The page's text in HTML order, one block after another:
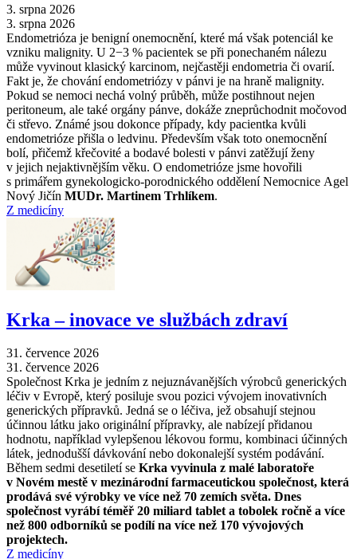
3. srpna 2026
3. srpna 2026
Endometrióza je benigní onemocnění, které má však potenciál ke
vzniku malignity. U 2−3 % pacientek se při ponechaném nálezu
může vyvinout klasický karcinom, nejčastěji endometria či ovarií.
Fakt je, že chování endometriózy v pánvi je na hraně malignity.
Pokud se nemoci nechá volný průběh, může postihnout nejen
peritoneum, ale také orgány pánve, dokáže zneprůchodnit močovod
či střevo. Známé jsou dokonce případy, kdy pacientka kvůli
endometrióze přišla o ledvinu. Především však toto onemocnění
bolí, přičemž křečovité a bodavé bolesti v pánvi zatěžují ženy
v jejich nejaktivnějším věku. O endometrióze jsme hovořili
s primářem gynekologicko-porodnického oddělení Nemocnice Agel
Nový Jičín MUDr. Martinem Trhlíkem.
Z medicíny
Krka –⁠ inovace ve službách zdraví
31. července 2026
31. července 2026
Společnost Krka je jedním z nejuznávanějších výrobců generických
léčiv v Evropě, který posiluje svou pozici vývojem inovativních
generických přípravků. Jedná se o léčiva, jež obsahují stejnou
účinnou látku jako originální přípravky, ale nabízejí přidanou
hodnotu, například vylepšenou lékovou formu, kombinaci účinných
látek, jednodušší dávkování nebo dokonalejší systém podávání.
Během sedmi desetiletí se Krka vyvinula z malé laboratoře
v Novém mestě v mezinárodní farmaceutickou společnost, která
prodává své výrobky ve více než 70 zemích světa. Dnes
společnost vyrábí téměř 20 miliard tablet a tobolek ročně a více
než 800 odborníků se podílí na více než 170 vývojových
projektech.
Z medicíny